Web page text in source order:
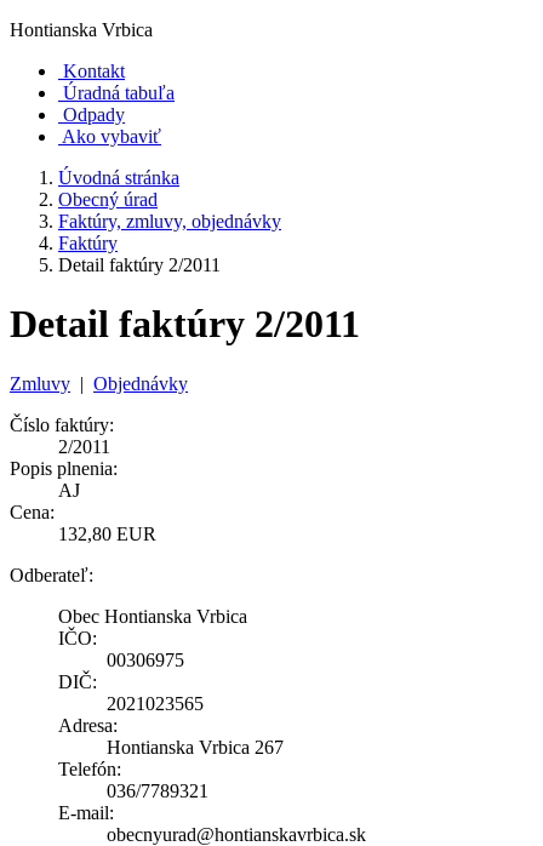
Hontianska Vrbica
Kontakt
Úradná tabuľa
Odpady
Ako vybaviť
Úvodná stránka
Obecný úrad
Faktúry, zmluvy, objednávky
Faktúry
Detail faktúry 2/2011
Detail faktúry 2/2011
Zmluvy | Objednávky
Číslo faktúry:
2/2011
Popis plnenia:
AJ
Cena:
132,80 EUR
Odberateľ:
Obec Hontianska Vrbica
IČO:
00306975
DIČ:
2021023565
Adresa:
Hontianska Vrbica 267
Telefón:
036/7789321
E-mail:
obecnyurad@hontianskavrbica.sk